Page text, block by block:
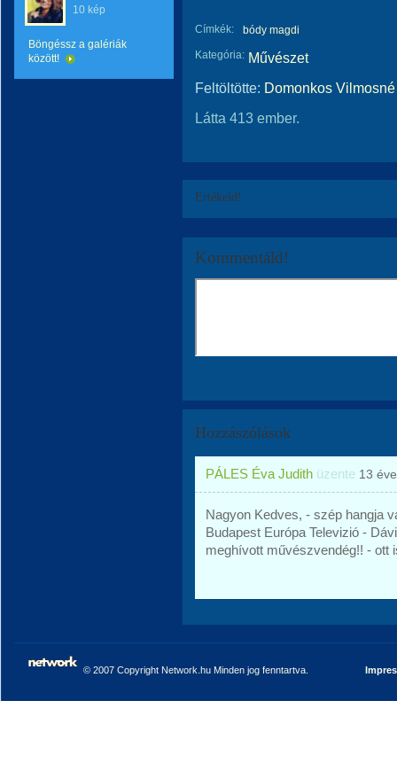
10 kép
Böngéssz a galériák
között!
Címkék:
bódy magdi
Kategória: Művészet
Feltöltötte: Domonkos
Látta 413 ember.
Értékeld!
Kommentáld!
Hozzászólások
PÁLES Éva Judith üzente 13 éve
Nagyon Kedves, - szép hangja
Budapest Európa Televizió -
meghívott művészvendég!! - ott
© 2007 Copyright Network.hu Minden jog fenntartva.